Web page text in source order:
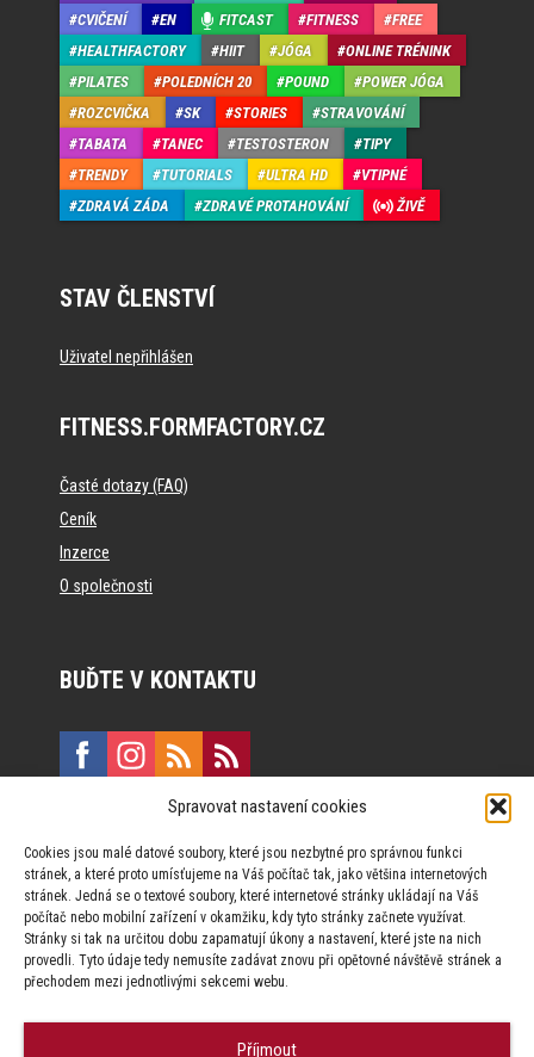
Spravovat nastavení cookies
Cookies jsou malé datové soubory, které jsou nezbytné pro správnou funkci
stránek, a které proto umísťujeme na Váš počítač tak, jako většina internetových
stránek. Jedná se o textové soubory, které internetové stránky ukládají na Váš
počítač nebo mobilní zařízení v okamžiku, kdy tyto stránky začnete využívat.
Stránky si tak na určitou dobu zapamatují úkony a nastavení, které jste na nich
provedli. Tyto údaje tedy nemusíte zadávat znovu při opětovné návštěvě stránek a
přechodem mezi jednotlivými sekcemi webu.
Příjmout
CVIČENÍ
EN FITCAST FITNESS
FREE
HEALTHFACTORY
HIIT JÓGA
ONLINE TRÉNINK
PILATES
POLEDNÍCH 20 POUND
POWER JÓGA
ROZCVIČKA
SK STORIES
STRAVOVÁNÍ
TABATA
TANEC TESTOSTERON
TIPY
TRENDY
TUTORIALS ULTRA HD
VTIPNÉ
ZDRAVÁ ZÁDA
ZDRAVÉ PROTAHOVÁNÍ ŽIVĚ
STAV ČLENSTVÍ
Uživatel nepřihlášen
FITNESS.FORMFACTORY.CZ
Časté dotazy (FAQ)
Ceník
Inzerce
O společnosti
BUĎTE V KONTAKTU
Vinohradská 190, 130 00 Praha 3
Za publikovaný obsah odpovídají jednotliví autoři.